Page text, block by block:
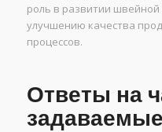
роль в развитии
улучшению качества
процессов.
Ответы на